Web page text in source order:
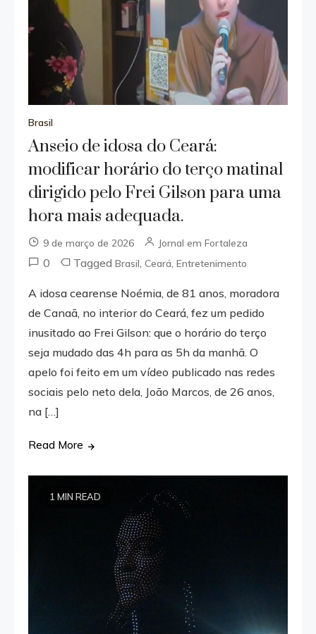
Brasil
Anseio de idosa do Ceará:
modificar horário do terço matinal
dirigido pelo Frei Gilson para uma
hora mais adequada.
9 de março de 2026 Jornal em Fortaleza
0 TaggedBrasil,Ceará,Entretenimento
A idosa cearense Noémia, de 81 anos, moradora
de Canaã, no interior do Ceará, fez um pedido
inusitado ao Frei Gilson: que o horário do terço
seja mudado das 4h para as 5h da manhã. O
apelo foi feito em um vídeo publicado nas redes
sociais pelo neto dela, João Marcos, de 26 anos,
na […]
Read More
1 MIN READ